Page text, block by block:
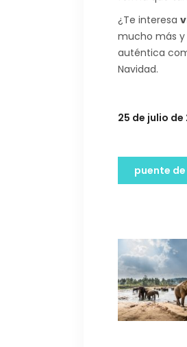
¿Te interesa
mucho más
auténtica
Navidad.
25 de julio de
puente